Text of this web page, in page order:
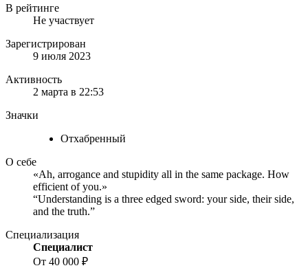
В рейтинге
Не участвует
Зарегистрирован
9 июля 2023
Активность
2 марта в 22:53
Значки
Отхабренный
О себе
«Ah, arrogance and stupidity all in the same package. How
efficient of you.»
“Understanding is a three edged sword: your side, their side,
and the truth.”
Специализация
Специалист
От 40 000 ₽